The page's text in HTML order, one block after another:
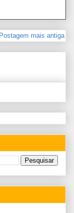
Postagem mais antiga